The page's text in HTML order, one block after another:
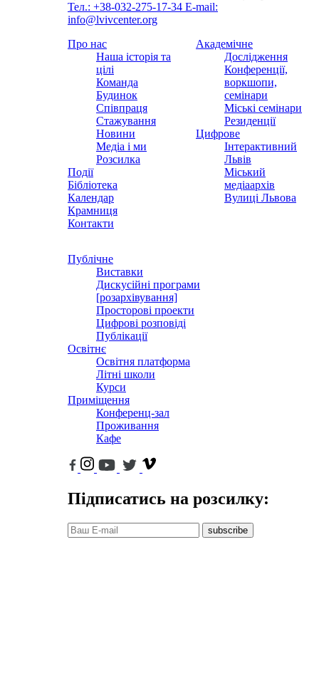
Тел.: +38-032-275-17-34 E-mail:
info@lvivcenter.org
Про нас
Наша історія та
цілі
Команда
Будинок
Співпраця
Стажування
Новини
Медіа і ми
Розсилка
Події
Бібліотека
Календар
Крамниця
Контакти
Академічне
Дослідження
Конференції,
воркшопи,
семінари
Міські семінари
Резиденції
Цифрове
Інтерактивний
Львів
Міський
медіаархів
Вулиці Львова
Публічне
Виставки
Дискусійні програми
[розархівування]
Просторові проекти
Цифрові розповіді
Публікації
Освітнє
Освітня платформа
Літні школи
Курси
Приміщення
Конференц-зал
Проживання
Кафе
Підписатись на розсилку:
subscribe